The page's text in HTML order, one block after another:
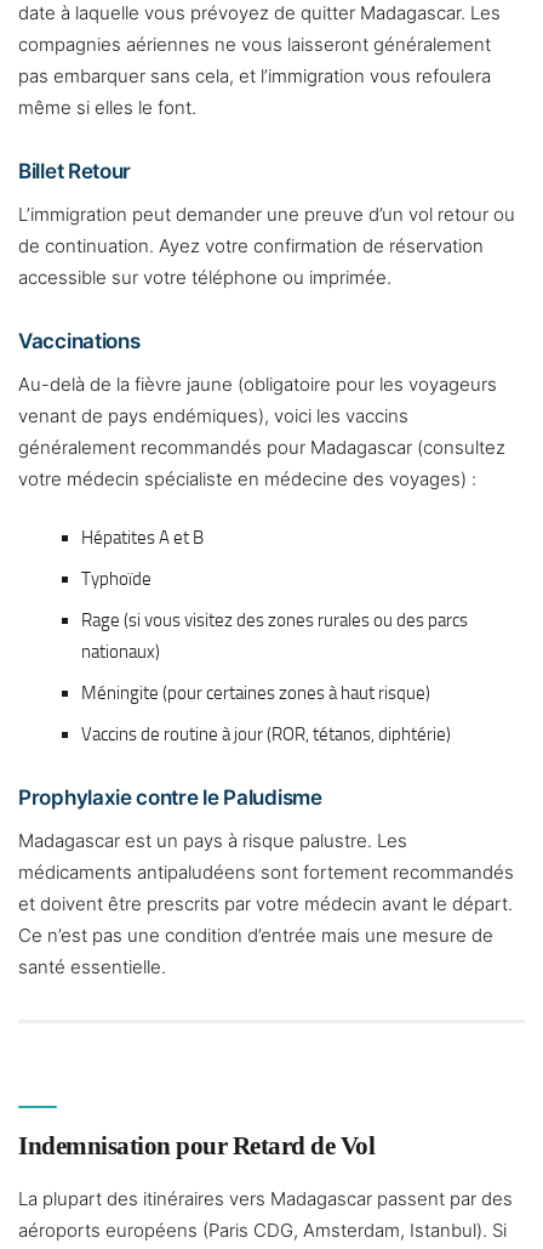
date à laquelle vous prévoyez de quitter Madagascar. Les
compagnies aériennes ne vous laisseront généralement
pas embarquer sans cela, et l’immigration vous refoulera
même si elles le font.
Billet Retour
L’immigration peut demander une preuve d’un vol retour ou
de continuation. Ayez votre confirmation de réservation
accessible sur votre téléphone ou imprimée.
Vaccinations
Au-delà de la fièvre jaune (obligatoire pour les voyageurs
venant de pays endémiques), voici les vaccins
généralement recommandés pour Madagascar (consultez
votre médecin spécialiste en médecine des voyages) :
Hépatites A et B
Typhoïde
Rage (si vous visitez des zones rurales ou des parcs
nationaux)
Méningite (pour certaines zones à haut risque)
Vaccins de routine à jour (ROR, tétanos, diphtérie)
Prophylaxie contre le Paludisme
Madagascar est un pays à risque palustre. Les
médicaments antipaludéens sont fortement recommandés
et doivent être prescrits par votre médecin avant le départ.
Ce n’est pas une condition d’entrée mais une mesure de
santé essentielle.
Indemnisation pour Retard de Vol
La plupart des itinéraires vers Madagascar passent par des
aéroports européens (Paris CDG, Amsterdam, Istanbul). Si